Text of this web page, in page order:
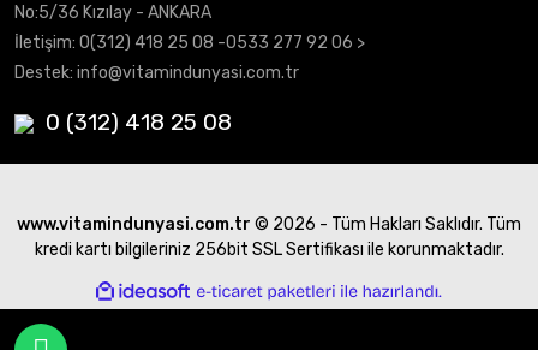
No:5/36 Kızılay - ANKARA
İletişim: 0(312) 418 25 08 -0533 277 92 06 >
Destek: info@vitamindunyasi.com.tr
0 (312) 418 25 08
www.vitamindunyasi.com.tr © 2026 - Tüm Hakları Saklıdır. Tüm
kredi kartı bilgileriniz 256bit SSL Sertifikası ile korunmaktadır.
ideasoft
e-
ticaret
hazırlandı.